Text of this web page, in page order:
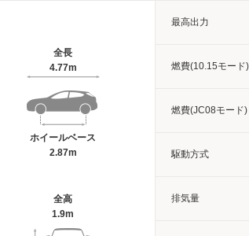
全長
4.77m
ホイールベース
2.87m
全高
1.9m
最高出力
燃費(10.15モード)
燃費(JC08モード)
駆動方式
排気量